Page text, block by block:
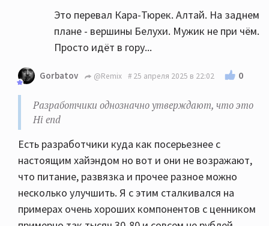
Это перевал Кара-Тюрек. Алтай. На заднем
плане - вершины Белухи. Мужик не при чём.
Просто идёт в гору...
Gorbatov @Remix 25 апреля 2025 в 22:02 0
Разработчики однозначно утверждают, что это
Hi end
Есть разработчики куда как посерьезнее с
настоящим хайэндом но вот и они не возражают,
что питание, развязка и прочее разное можно
несколько улучшить. Я с этим сталкивался на
примерах очень хороших компонентов с ценником